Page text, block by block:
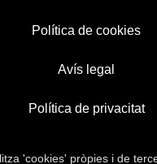
Política de cookies
Avís legal
Política de privacitat
'cookies' pròpies i de